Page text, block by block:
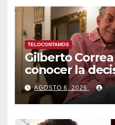
TELOCONTAMOS
Gilberto
conocer la
tribunal en su
AGOSTO 6, 2026